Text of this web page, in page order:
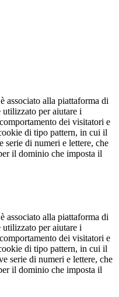
associato alla piattaforma di
per aiutare i
dei visitatori e
di tipo pattern, in cui il
serie di numeri e lettere, che
il dominio che imposta il
associato alla piattaforma di
per aiutare i
dei visitatori e
di tipo pattern, in cui il
serie di numeri e lettere, che
il dominio che imposta il